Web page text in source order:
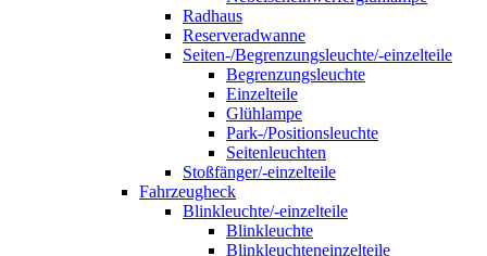
Radhaus
Reserveradwanne
Seiten-/Begrenzungsleuchte/-einzelteile
Begrenzungsleuchte
Einzelteile
Glühlampe
Park-/Positionsleuchte
Seitenleuchten
Stoßfänger/-einzelteile
Fahrzeugheck
Blinkleuchte/-einzelteile
Blinkleuchte
Blinkleuchteneinzelteile